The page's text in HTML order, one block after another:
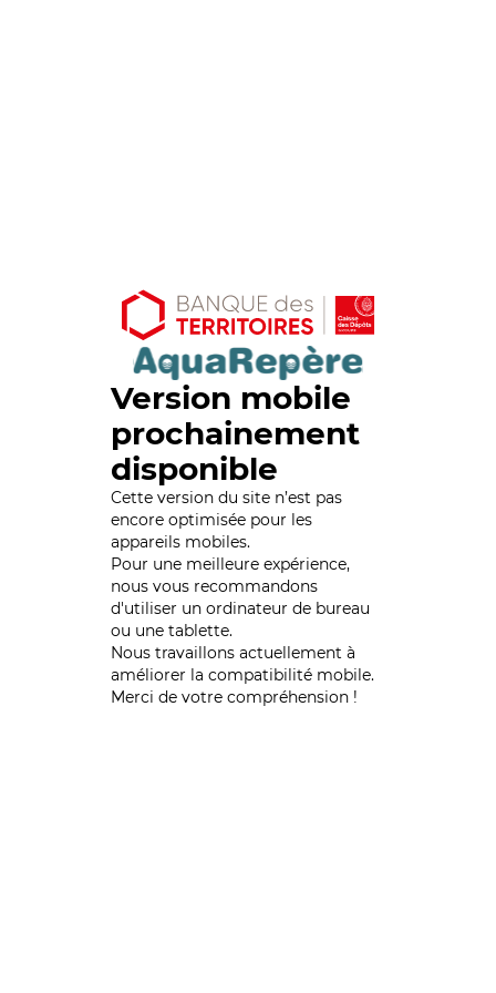
Version mobile
prochainement
disponible
Cette version du site n’est pas
encore optimisée pour les
appareils mobiles.
Pour une meilleure expérience,
nous vous recommandons
d'utiliser un ordinateur de bureau
ou une tablette.
Nous travaillons actuellement à
améliorer la compatibilité mobile.
Merci de votre compréhension !